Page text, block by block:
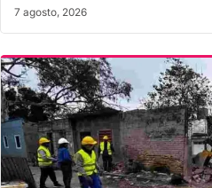
7 agosto, 2026